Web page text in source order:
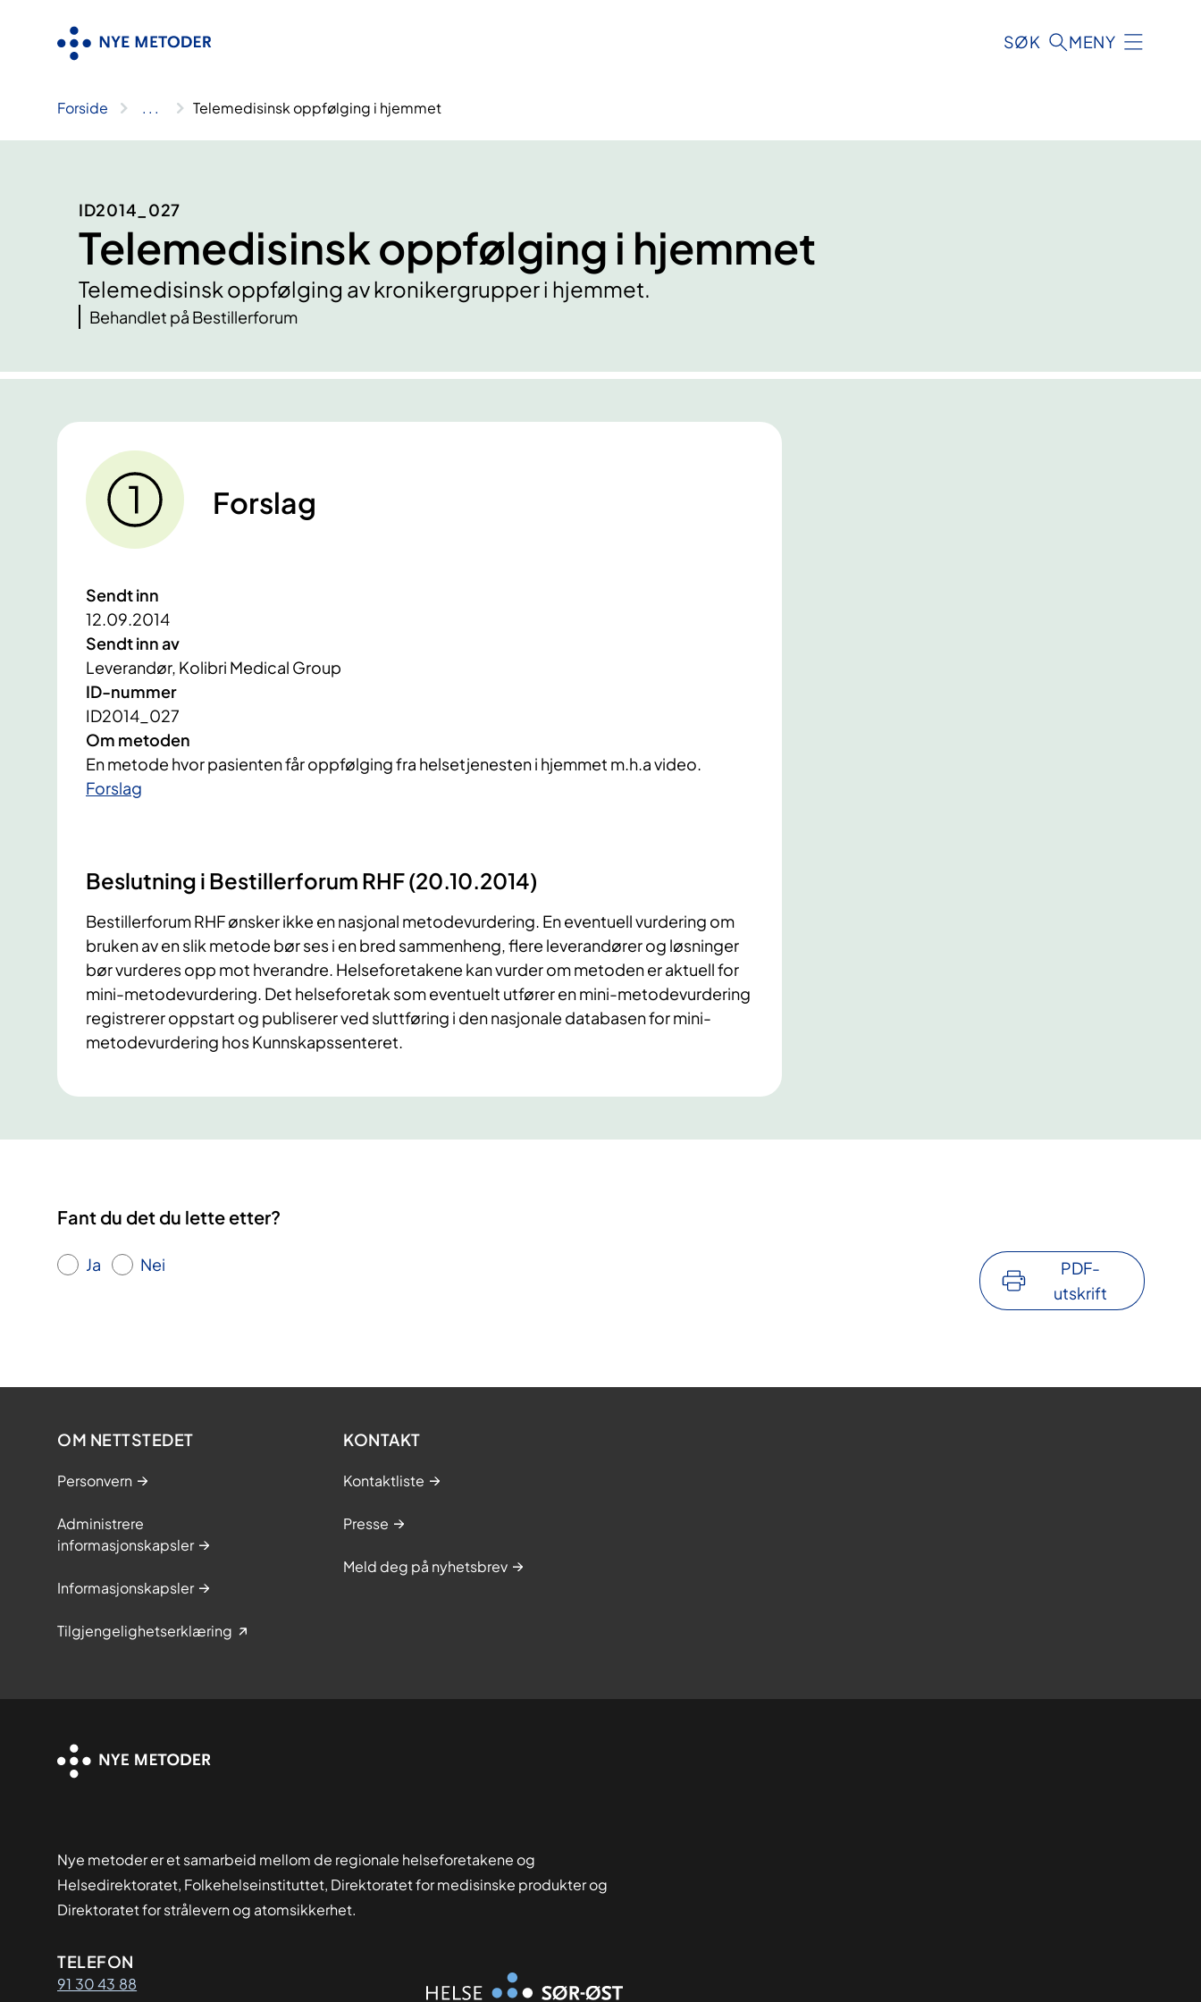
SØK MENY
Forside .. . Telemedisinsk oppfølging i hjemmet
ID2014_027
Telemedisinsk oppfølging i hjemmet
Telemedisinsk oppfølging av kronikergrupper i hjemmet.
Behandlet på Bestillerforum
Forslag
Sendt inn
12.09.2014
Sendt inn av
Leverandør, Kolibri Medical Group
ID-nummer
ID2014_027
Om metoden
En metode hvor pasienten får oppfølging fra helsetjenesten i hjemmet m.h.a video.
Forslag
Beslutning i Bestillerforum RHF (20.10.2014)
Bestillerforum RHF ønsker ikke en nasjonal metodevurdering. En eventuell vurdering om
bruken av en slik metode bør ses i en bred sammenheng, flere leverandører og løsninger
bør vurderes opp mot hverandre. Helseforetakene kan vurder om metoden er aktuell for
mini-metodevurdering. Det helseforetak som eventuelt utfører en mini-metodevurdering
registrerer oppstart og publiserer ved sluttføring i den nasjonale databasen for mini-
metodevurdering hos Kunnskapssenteret.
Fant du det du lette etter?
Ja Nei
PDF-
utskrift
OM NETTSTEDET
Personvern
Administrere
informasjonskapsler
Informasjonskapsler
Tilgjengelighetserklæring
KONTAKT
Kontaktliste
Presse
Meld deg på nyhetsbrev
Nye metoder er et samarbeid mellom de regionale helseforetakene og
Helsedirektoratet, Folkehelseinstituttet, Direktoratet for medisinske produkter og
Direktoratet for strålevern og atomsikkerhet.
Kontaktinformasjon
TELEFON
91 30 43 88 Organisasjon